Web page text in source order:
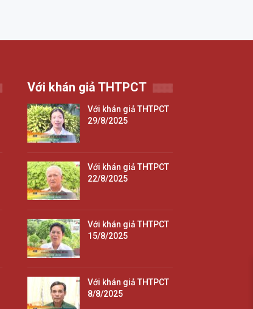
Với khán giả THTPCT
Với khán giả THTPCT
29/8/2025
Với khán giả THTPCT
22/8/2025
Với khán giả THTPCT
15/8/2025
Với khán giả THTPCT
8/8/2025